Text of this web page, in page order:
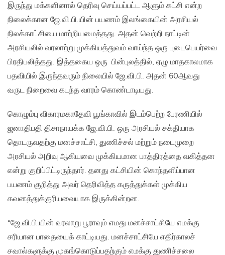
இருந்து மக்களினால் தெரிவு செய்யப்பட்ட ஆளும் கட்சி என்ற
நிலைக்கான ஜே.வி.பி.யின் பயணம் இலங்கையின் அரசியல்
நிலக்காட்சியை மாற்றியமைத்தது. அதன் வெற்றி நாட்டின்
அரசியலில் வரலாற்று முக்கியத்துவம் வாய்ந்த ஒரு புடைபெயர்வை
பிரதிபலித்தது. இத்தகைய ஒரு பின்புலத்தில், ஏழு மாதகாலமாக
பதவியில் இருந்தவரும் நிலையில் ஜே.வி.பி. அதன் 60ஆவது
வருட நிறைவை கடந்த வாரம் கொண்டாடியது.
கொழும்பு விகாரமகாதேவி பூங்காவில் இடம்பெற்ற பேரணியில்
ஜனாதிபதி திசாநாயக்க ஜே.வி.பி. ஒரு அரசியல் சக்தியாக
தொடருவதற்கு மனச்சாட்சி, துணிச்சல் மற்றும் நடைமுறை
அரசியல் அறிவு ஆகியவை முக்கியமான பாத்திரத்தை வகித்தன
என்று குறிப்பிட்டிருந்தார். தனது கட்சியின் கொந்தளிப்பான
பயணம் குறித்து அவர் தெரிவித்த கருத்துக்கள் முக்கிய
கவனத்துக்குரியவையாக இருக்கின்றன.
“ஜே.வி.பி.யின் வரலாறு பூராவும் எமது மனச்சாட்சியே எமக்கு
சரியான பாதையைக் காட்டியது. மனச்சாட்சியே எதிர்காலச்
சவால்களுக்கு முகங்கொடுப்பதற்கும் எமக்கு துணிச்சலை